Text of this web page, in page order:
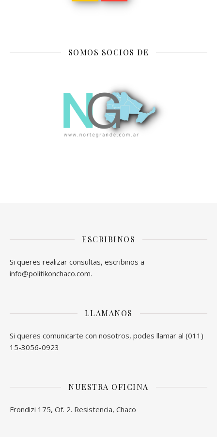
SOMOS SOCIOS DE
ESCRIBINOS
Si queres realizar consultas, escribinos a
info@politikonchaco.com.
LLAMANOS
Si queres comunicarte con nosotros, podes llamar al (011)
15-3056-0923
NUESTRA OFICINA
Frondizi 175, Of. 2. Resistencia, Chaco